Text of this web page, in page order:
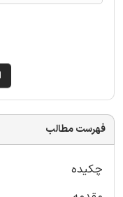
فهرست مطالب
چکیده